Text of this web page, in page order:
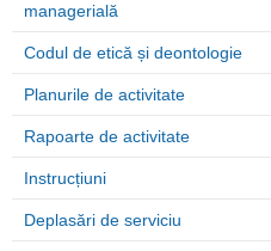
managerială
Codul de etică și deontologie
Planurile de activitate
Rapoarte de activitate
Instrucțiuni
Deplasări de serviciu